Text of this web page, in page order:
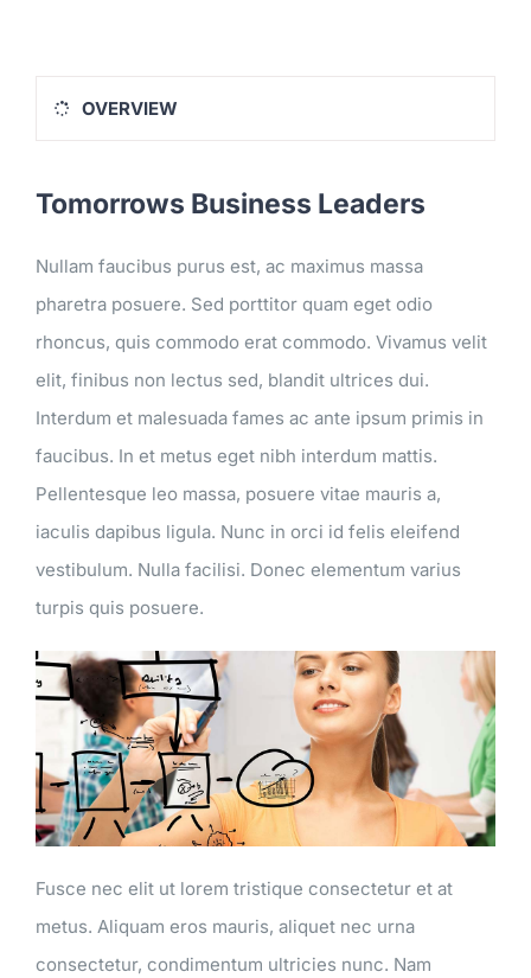
KONTAKT
OVERVIEW
Tomorrows Business Leaders
Nullam faucibus purus est, ac maximus massa
pharetra posuere. Sed porttitor quam eget odio
rhoncus, quis commodo erat commodo. Vivamus velit
elit, finibus non lectus sed, blandit ultrices dui.
Interdum et malesuada fames ac ante ipsum primis in
faucibus. In et metus eget nibh interdum mattis.
Pellentesque leo massa, posuere vitae mauris a,
iaculis dapibus ligula. Nunc in orci id felis eleifend
vestibulum. Nulla facilisi. Donec elementum varius
turpis quis posuere.
Fusce nec elit ut lorem tristique consectetur et at
metus. Aliquam eros mauris, aliquet nec urna
consectetur, condimentum ultricies nunc. Nam